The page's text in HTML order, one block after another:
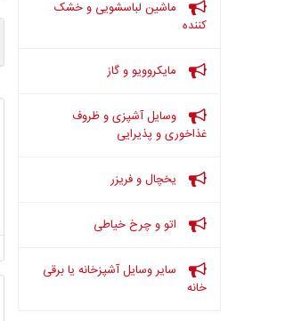
ماشین لباسشویی و خشک
کننده
مایکروویو و گاز
وسایل آشپزی و ظروف
غذاخوری و پذیرایی
یخچال و فریزر
اتو و چرخ خیاطی
سایر وسایل آشپزخانه یا برقی
خانه